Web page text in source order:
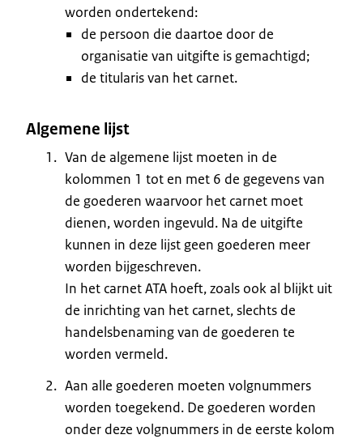
worden ondertekend:
de persoon die daartoe door de
organisatie van uitgifte is gemachtigd;
de titularis van het carnet.
Algemene lijst
Van de algemene lijst moeten in de
kolommen 1 tot en met 6 de gegevens van
de goederen waarvoor het carnet moet
dienen, worden ingevuld. Na de uitgifte
kunnen in deze lijst geen goederen meer
worden bijgeschreven.
In het carnet ATA hoeft, zoals ook al blijkt uit
de inrichting van het carnet, slechts de
handelsbenaming van de goederen te
worden vermeld.
Aan alle goederen moeten volgnummers
worden toegekend. De goederen worden
onder deze volgnummers in de eerste kolom